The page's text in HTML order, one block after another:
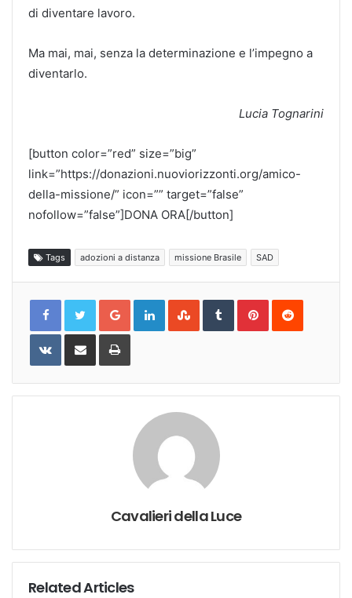
di diventare lavoro.
Ma mai, mai, senza la determinazione e l’impegno a
diventarlo.
Lucia Tognarini
[button color=”red” size=”big”
link=”https://donazioni.nuoviorizzonti.org/amico-
della-missione/” icon=”” target=”false”
nofollow=”false”]DONA ORA[/button]
Tags adozioni a distanza missione Brasile SAD
Google+LinkedInStumbleUpon
TumblrPinterestReddit
VKontakteShare
Email
Print
Cavalieri della Luce
Related Articles